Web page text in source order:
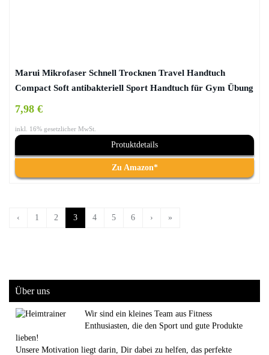
Marui Mikrofaser Schnell Trocknen Travel Handtuch
Compact Soft antibakteriell Sport Handtuch für Gym Übung
Yoga-Matte/Handtuch – (Größe 30 * 100 cm, Bonus Tasche)
7,98 €
inkl. 16% gesetzlicher MwSt.
Protuktdetails
Zu Amazon*
‹ 1 2 3 4 5 6 › »
Über uns
Wir sind ein kleines Team aus Fitness
Enthusiasten, die den Sport und gute Produkte
lieben!
Unsere Motivation liegt darin, Dir dabei zu helfen, das perfekte